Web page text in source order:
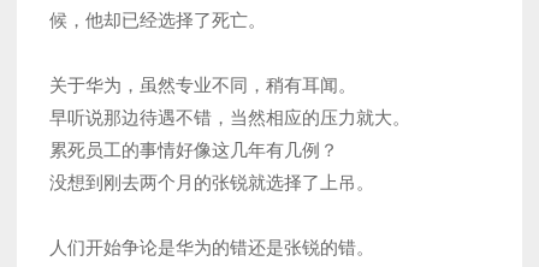
候，他却已经选择了死亡。
关于华为，虽然专业不同，稍有耳闻。
早听说那边待遇不错，当然相应的压力就大。
累死员工的事情好像这几年有几例？
没想到刚去两个月的张锐就选择了上吊。
人们开始争论是华为的错还是张锐的错。